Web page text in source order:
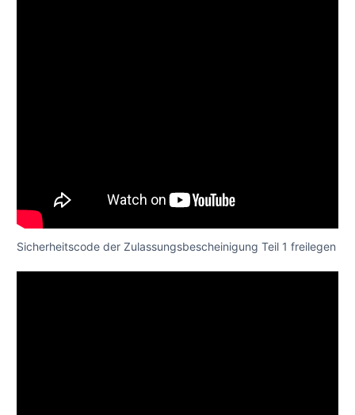
Sicherheitscode der Zulassungsbescheinigung Teil 1 freilegen